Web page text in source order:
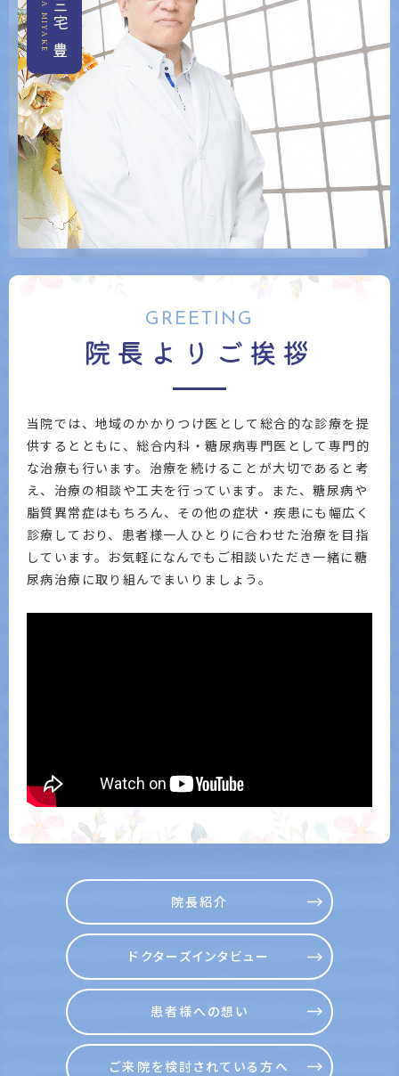
三宅 豊
GREETING
院長よりご挨拶
当院では、地域のかかりつけ医として総合的な診療を提
供するとともに、総合内科・糖尿病専門医として専門的
な治療も行います。治療を続けることが大切であると考
え、治療の相談や工夫を行っています。また、糖尿病や
脂質異常症はもちろん、その他の症状・疾患にも幅広く
診療しており、患者様一人ひとりに合わせた治療を目指
しています。お気軽になんでもご相談いただき一緒に糖
尿病治療に取り組んでまいりましょう。
院長紹介
ドクターズインタビュー
患者様への想い
ご来院を検討されている方へ